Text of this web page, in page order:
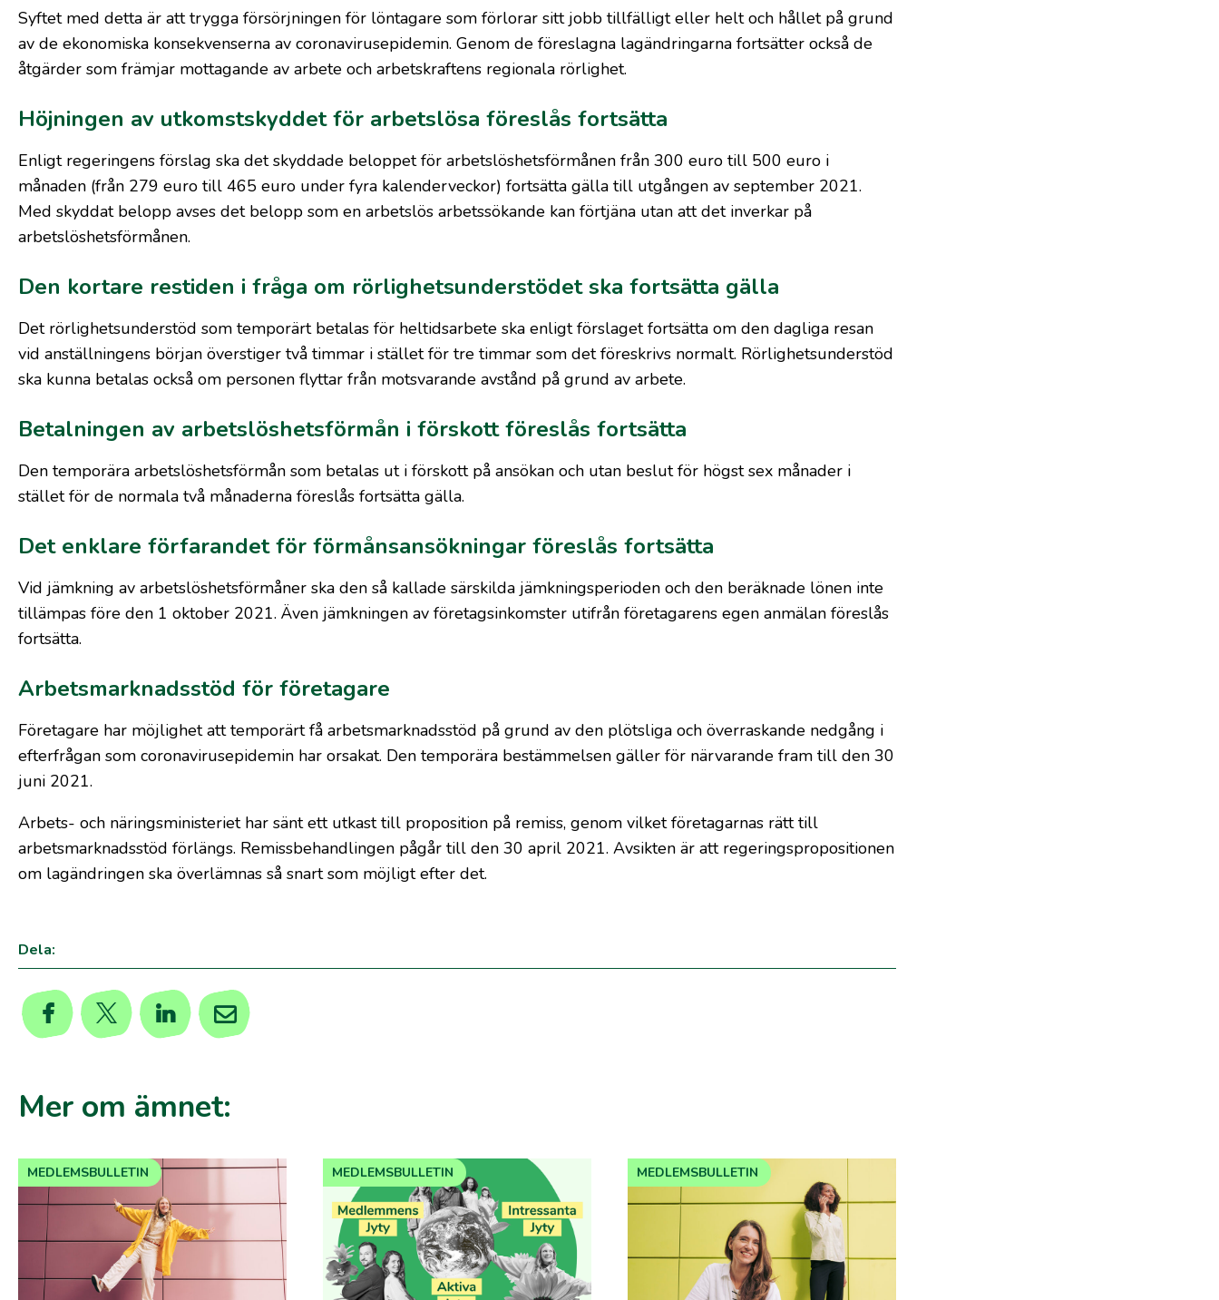
Syftet med detta är att trygga försörjningen för löntagare som förlorar sitt jobb tillfälligt eller helt och hållet på grund
av de ekonomiska konsekvenserna av coronavirusepidemin. Genom de föreslagna lagändringarna fortsätter också de
åtgärder som främjar mottagande av arbete och arbetskraftens regionala rörlighet.
Höjningen av utkomstskyddet för arbetslösa föreslås fortsätta
Enligt regeringens förslag ska det skyddade beloppet för arbetslöshetsförmånen från 300 euro till 500 euro i
månaden (från 279 euro till 465 euro under fyra kalenderveckor) fortsätta gälla till utgången av september 2021.
Med skyddat belopp avses det belopp som en arbetslös arbetssökande kan förtjäna utan att det inverkar på
arbetslöshetsförmånen.
Den kortare restiden i fråga om rörlighetsunderstödet ska fortsätta gälla
Det rörlighetsunderstöd som temporärt betalas för heltidsarbete ska enligt förslaget fortsätta om den dagliga resan
vid anställningens början överstiger två timmar i stället för tre timmar som det föreskrivs normalt. Rörlighetsunderstöd
ska kunna betalas också om personen flyttar från motsvarande avstånd på grund av arbete.
Betalningen av arbetslöshetsförmån i förskott föreslås fortsätta
Den temporära arbetslöshetsförmån som betalas ut i förskott på ansökan och utan beslut för högst sex månader i
stället för de normala två månaderna föreslås fortsätta gälla.
Det enklare förfarandet för förmånsansökningar föreslås fortsätta
Vid jämkning av arbetslöshetsförmåner ska den så kallade särskilda jämkningsperioden och den beräknade lönen inte
tillämpas före den 1 oktober 2021. Även jämkningen av företagsinkomster utifrån företagarens egen anmälan föreslås
fortsätta.
Arbetsmarknadsstöd för företagare
Företagare har möjlighet att temporärt få arbetsmarknadsstöd på grund av den plötsliga och överraskande nedgång i
efterfrågan som coronavirusepidemin har orsakat. Den temporära bestämmelsen gäller för närvarande fram till den 30
juni 2021.
Arbets- och näringsministeriet har sänt ett utkast till proposition på remiss, genom vilket företagarnas rätt till
arbetsmarknadsstöd förlängs. Remissbehandlingen pågår till den 30 april 2021. Avsikten är att regeringspropositionen
om lagändringen ska överlämnas så snart som möjligt efter det.
Dela:
Mer om ämnet:
MEDLEMSBULLETIN MEDLEMSBULLETIN MEDLEMSBULLETIN